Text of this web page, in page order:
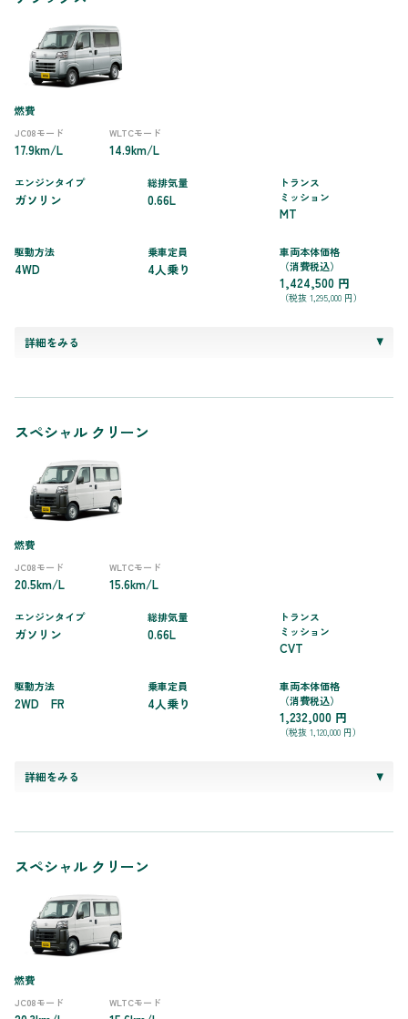
燃費
JC08モード
17.9km/L
WLTCモード
14.9km/L
エンジンタイプ
ガソリン
総排気量
0.66L
トランス
ミッション
MT
駆動方法
4WD
乗車定員
4人乗り
車両本体価格
（消費税込）
1,424,500 円
（税抜 1,295,000 円）
詳細をみる
スペシャル クリーン
燃費
JC08モード
20.5km/L
WLTCモード
15.6km/L
エンジンタイプ
ガソリン
総排気量
0.66L
トランス
ミッション
CVT
駆動方法
2WD FR
乗車定員
4人乗り
車両本体価格
（消費税込）
1,232,000 円
（税抜 1,120,000 円）
詳細をみる
スペシャル クリーン
燃費
JC08モード WLTCモード